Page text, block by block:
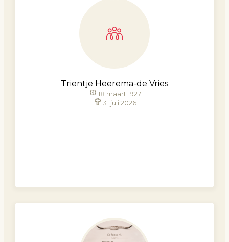
Trientje Heerema-de Vries
18 maart 1927
31 juli 2026